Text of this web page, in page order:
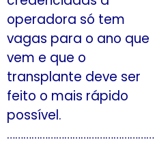
operadora só tem
vagas para o ano que
vem e que o
transplante deve ser
feito o mais rápido
possível.
………………………………………………